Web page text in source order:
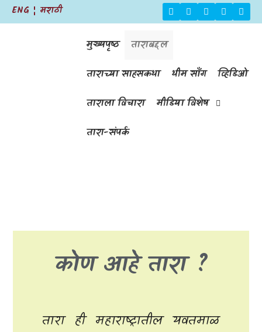
ENG मराठी
मुख्यपृष्ठ
ताराबद्दल
ताराच्या साहसकथा
थीम सॉंग
व्हिडिओ
ताराला विचारा
मीडिया विशेष
तारा-संपर्क
कोण आहे तारा ?
तारा ही महाराष्ट्रातील यवतमाळ